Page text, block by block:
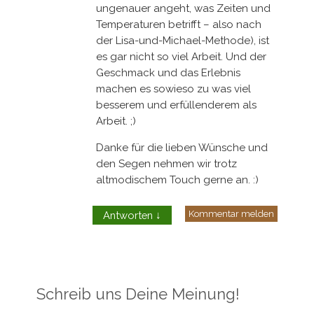
ungenauer angeht, was Zeiten und
Temperaturen betrifft – also nach
der Lisa-und-Michael-Methode), ist
es gar nicht so viel Arbeit. Und der
Geschmack und das Erlebnis
machen es sowieso zu was viel
besserem und erfüllenderem als
Arbeit. ;)
Danke für die lieben Wünsche und
den Segen nehmen wir trotz
altmodischem Touch gerne an. :)
Antworten ↓ Kommentar melden
Schreib uns Deine Meinung!